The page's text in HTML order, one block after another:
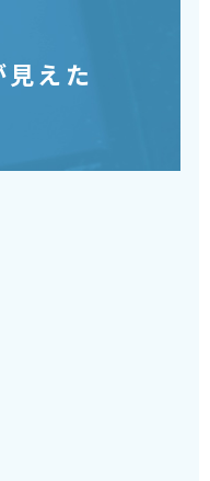
えた